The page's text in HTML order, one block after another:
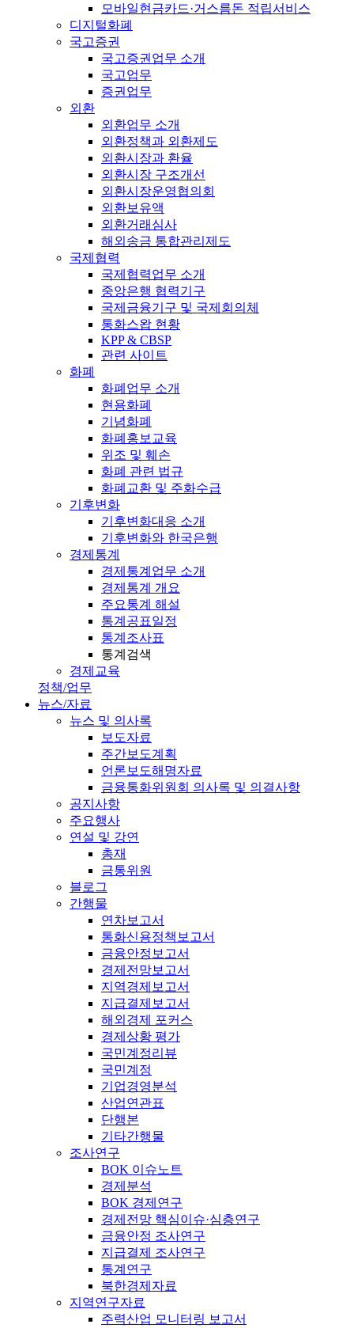
모바일현금카드·거스름돈 적립서비스
디지털화폐
국고증권
국고증권업무 소개
국고업무
증권업무
외환
외환업무 소개
외환정책과 외환제도
외환시장과 환율
외환시장 구조개선
외환시장운영협의회
외환보유액
외환거래심사
해외송금 통합관리제도
국제협력
국제협력업무 소개
중앙은행 협력기구
국제금융기구 및 국제회의체
통화스왑 현황
KPP & CBSP
관련 사이트
화폐
화폐업무 소개
현용화폐
기념화폐
화폐홍보교육
위조 및 훼손
화폐 관련 법규
화폐교환 및 주화수급
기후변화
기후변화대응 소개
기후변화와 한국은행
경제통계
경제통계업무 소개
경제통계 개요
주요통계 해설
통계공표일정
통계조사표
통계검색
경제교육
정책/업무
뉴스/자료
뉴스 및 의사록
보도자료
주간보도계획
언론보도해명자료
금융통화위원회 의사록 및 의결사항
공지사항
주요행사
연설 및 강연
총재
금통위원
블로그
간행물
연차보고서
통화신용정책보고서
금융안정보고서
경제전망보고서
지역경제보고서
지급결제보고서
해외경제 포커스
경제상황 평가
국민계정리뷰
국민계정
기업경영분석
산업연관표
단행본
기타간행물
조사연구
BOK 이슈노트
경제분석
BOK 경제연구
경제전망 핵심이슈·심층연구
금융안정 조사연구
지급결제 조사연구
통계연구
북한경제자료
지역연구자료
주력산업 모니터링 보고서